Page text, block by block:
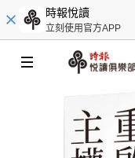
時報悅讀
立刻使用官方APP